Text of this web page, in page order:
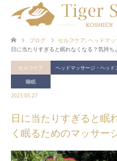
ブログ セルフケア, ヘッドマ
日に当たりすぎると眠れなくなる？気持
セルフケア ヘッドマッサージ・ヘッド
睡眠
2023.05.27
日に当たりすぎると眠
く眠るためのマッサー